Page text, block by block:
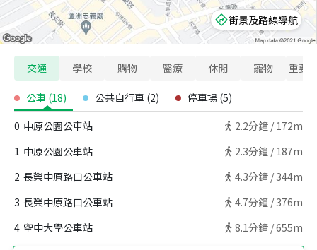
街景及路線導航
交通 學校 購物 醫療 休閒 寵物 重要
公車 (18) 公共自行車 (2) 停車場 (5)
0 中原公園公車站 2.2分鐘 / 172m
1 中原公園公車站 2.3分鐘 / 187m
2 長榮中原路口公車站 4.3分鐘 / 344m
3 長榮中原路口公車站 4.7分鐘 / 376m
4 空中大學公車站 8.1分鐘 /655m